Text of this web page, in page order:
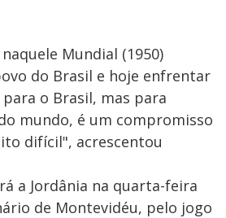
Mundial (1950)
do Brasil e hoje enfrentar
o Brasil, mas para
mundo, é um compromisso
difícil", acrescentou
a Jordânia na quarta-feira
de Montevidéu, pelo jogo